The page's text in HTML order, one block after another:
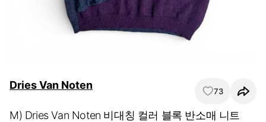
Dries Van Noten 73
M) Dries Van Noten 비대칭 컬러 블록 반소매 니트